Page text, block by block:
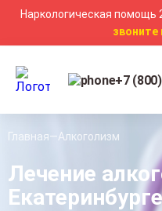
Наркологическая помощь
звоните
+7
Главная Алкоголизм
Лечение
Екатеринбурге